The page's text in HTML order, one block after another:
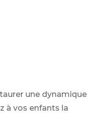
une dynamique
à vos enfants la